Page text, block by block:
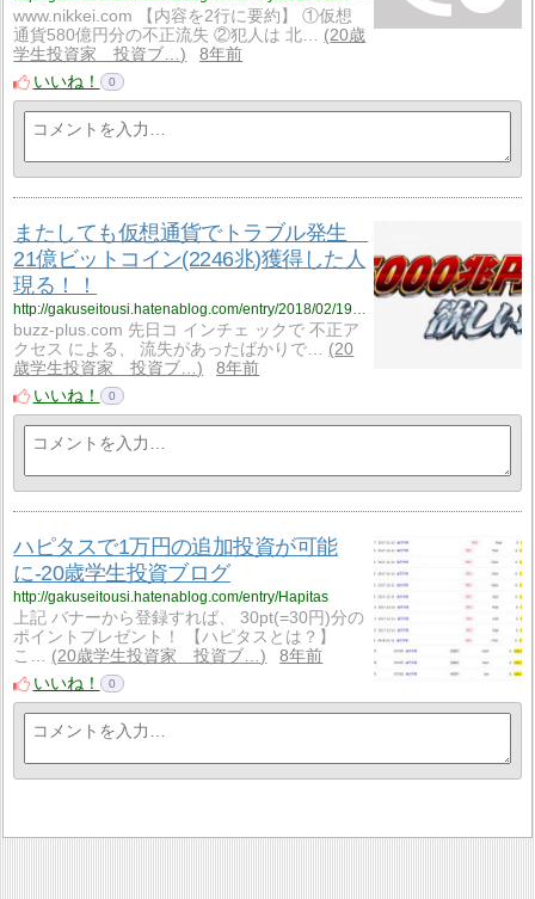
www.nikkei.com 【内容を2行に要約】 ①仮想
通貨580億円分の不正流失 ②犯人は 北…
20歳
学生投資家 投資ブ…
8年前
いいね！
0
またしても仮想通貨でトラブル発生
21億ビットコイン(2246兆)獲得した人
現る！！
buzz-plus.com 先日コ インチェ ックで 不正ア
クセス による、 流失があったばかりで…
20
歳学生投資家 投資ブ…
8年前
いいね！
0
ハピタスで1万円の追加投資が可能
に-20歳学生投資ブログ
http://gakuseitousi.hatenablog.com/entry/Hapitas
上記 バナーから登録すれば、 30pt(=30円)分の
ポイントプレゼント！ 【ハピタスとは？】
こ…
20歳学生投資家 投資ブ…
8年前
いいね！
0